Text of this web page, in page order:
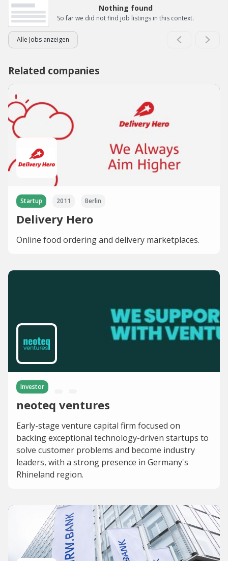
Nothing found
So far we did not find job listings in this context.
Alle Jobs anzeigen
Related companies
Startup 2011 Berlin
Delivery Hero
Online food ordering and delivery marketplaces.
Investor
neoteq ventures
Early-stage venture capital firm focused on
backing exceptional technology-driven startups to
solve customer problems and become industry
leaders, with a strong presence in Germany's
Rhineland region.